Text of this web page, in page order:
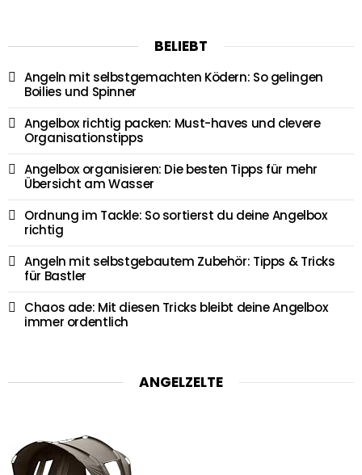
BELIEBT
Angeln mit selbstgemachten Ködern: So gelingen
Boilies und Spinner
Angelbox richtig packen: Must-haves und clevere
Organisationstipps
Angelbox organisieren: Die besten Tipps für mehr
Übersicht am Wasser
Ordnung im Tackle: So sortierst du deine Angelbox
richtig
Angeln mit selbstgebautem Zubehör: Tipps & Tricks
für Bastler
Chaos ade: Mit diesen Tricks bleibt deine Angelbox
immer ordentlich
ANGELZELTE